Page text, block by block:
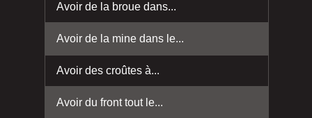
Avoir de la broue dans...
Avoir de la mine dans le...
Avoir des croûtes à...
Avoir du front tout le...